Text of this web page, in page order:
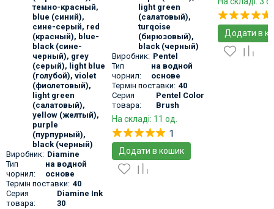
темно-красный,
blue (синий),
сине-серый, red
(красный), blue-
black (сине-
черный), grey
(серый), light blue
(голубой), violet
(фиолетовый),
light green
(салатовый),
yellow (желтый),
purple
(пурпурный),
black (черный)
Виробник: Diamine
Тип
чорнил:
на водной
основе
Термін поставки: 40
Серия
товара:
Diamine Ink
30
light green
(салатовый),
turqoise
(бирюзовый),
black (черный)
Виробник: Pentel
Тип
чорнил:
на водной
основе
Термін поставки: 40
Серия
товара:
Pentel Color
Brush
На складі: 11 од.
1
Додати в кошик
Додати в